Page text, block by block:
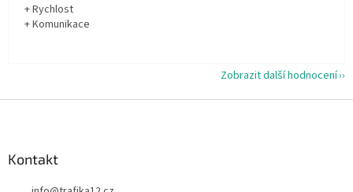
+ Rychlost
+ Komunikace
Zobrazit další hodnocení
Kontakt